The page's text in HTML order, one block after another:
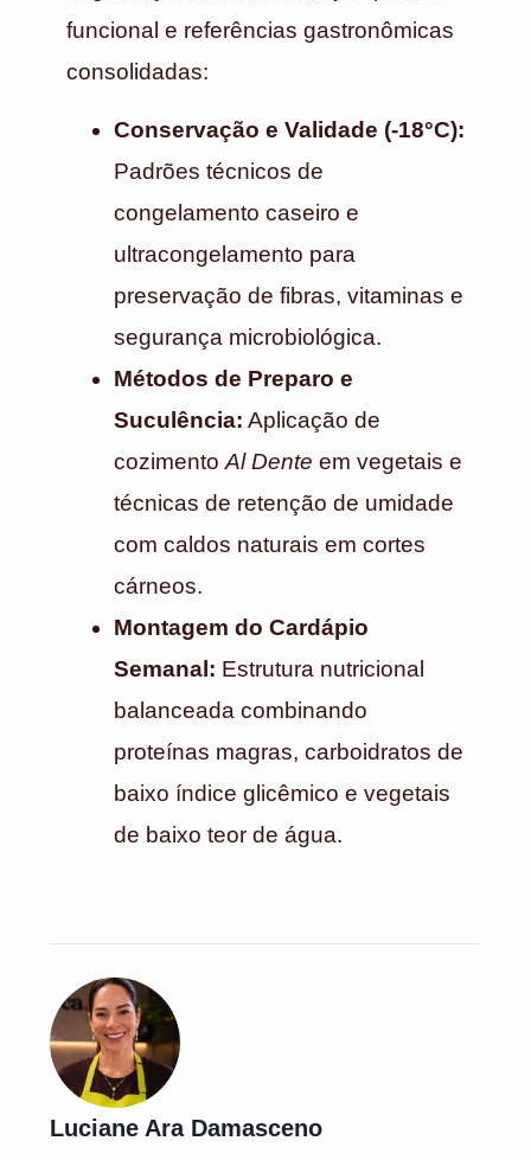
funcional e referências gastronômicas
consolidadas:
Conservação e Validade (-18°C):
Padrões técnicos de
congelamento caseiro e
ultracongelamento para
preservação de fibras, vitaminas e
segurança microbiológica.
Métodos de Preparo e
Suculência: Aplicação de
cozimento Al Dente em vegetais e
técnicas de retenção de umidade
com caldos naturais em cortes
cárneos.
Montagem do Cardápio
Semanal: Estrutura nutricional
balanceada combinando
proteínas magras, carboidratos de
baixo índice glicêmico e vegetais
de baixo teor de água.
Luciane Ara Damasceno